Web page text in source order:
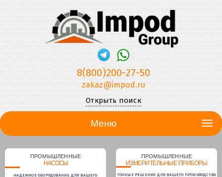
8(800)200-27-50
zakaz@impod.ru
Открыть поиск
Меню
ПРОМЫШЛЕННЫЕ
НАСОСЫ
НАДЕЖНОЕ ОБОРУДОВАНИЕ ДЛЯ ВАШЕГО
ПРОМЫШЛЕННЫЕ
ИЗМЕРИТЕЛЬНЫЕ ПРИБОРЫ
ТОЧНЫЕ РЕШЕНИЯ ДЛЯ ВАШЕГО ПРОИЗВОДСТВА